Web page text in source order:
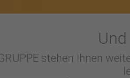
stehen Ihnen